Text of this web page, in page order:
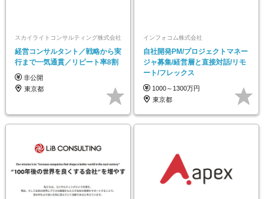
スカイライトコンサルティング株式会社
経営コンサルタント／戦略から実
行まで一気通貫／リピート率8割
非公開
東京都
インフォコム株式会社
自社開発PM/プロジェクトマネー
ジャ募集/経営層と直接対話/リモ
ート/フレックス
1000～1300万円
東京都